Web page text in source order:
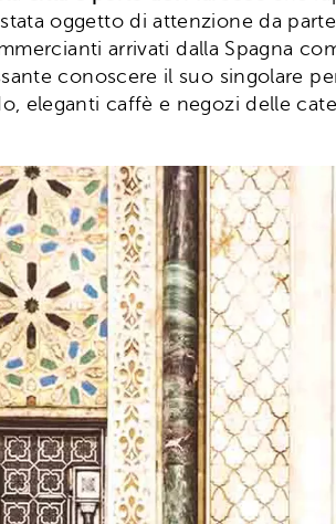
oggetto di attenzione da
arrivati dalla Spagna
conoscere il suo singolare
eleganti caffè e negozi delle